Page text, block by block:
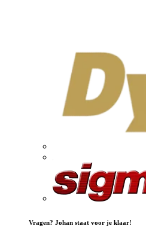
Vragen? Johan staat voor je klaar!